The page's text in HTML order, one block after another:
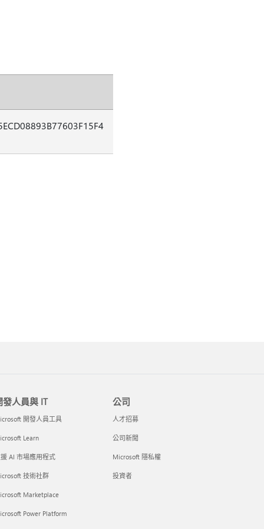
發人員與 IT
開發人員工具
Learn
AI 市場應用程式
技術社群
Marketplace
Power Platform
公司
人才招募
公司新聞
Microsoft 隱私權
投資者